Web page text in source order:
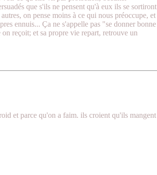
que s'ils ne pensent qu'à eux ils se sortiront
on pense moins à ce qui nous préoccupe, et
ennuis... Ça ne s'appelle pas "se donner bonne
reçoit; et sa propre vie repart, retrouve un
et parce qu'on a faim. ils croient qu'ils mangent